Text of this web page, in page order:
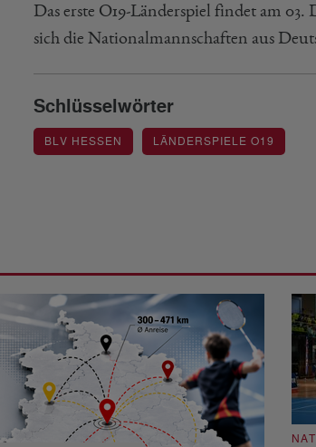
Das erste O19-Länderspiel findet am
sich die Nationalmannschaften aus
Schlüsselwörter
BLV HESSEN LÄNDERSPIELE O19